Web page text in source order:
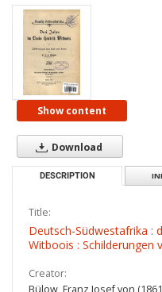
Show content
Download
DESCRIPTION
Title:
Deutsch-Südwestafrika :
Witboois : Schilderungen
Creator:
Bülow, Franz Josef von